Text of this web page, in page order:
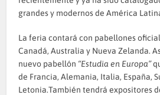
grandes y modernos de América
La feria contará con pabellones
Canadá, Australia y Nueva Zelanda.
nuevo pabellón “Estudia en Europa”
de Francia, Alemania, Italia, España,
Letonia.También tendrá expositores